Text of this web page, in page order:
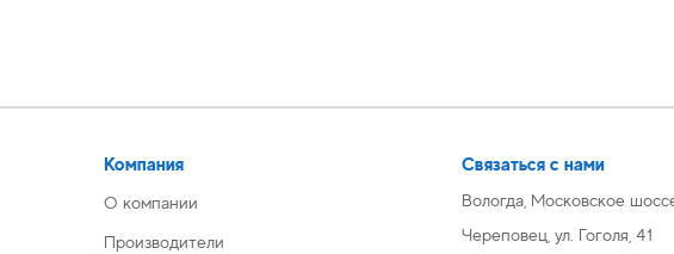
Компания
О компании
Производители
Связаться с нами
Вологда, Московское
Череповец, ул. Гоголя, 41